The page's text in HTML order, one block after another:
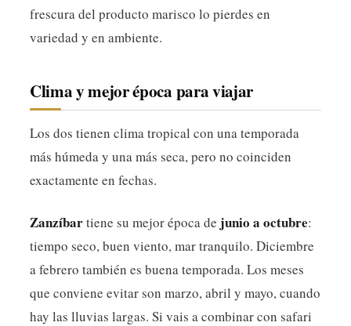
frescura del producto marisco lo pierdes en
variedad y en ambiente.
Clima y mejor época para viajar
Los dos tienen clima tropical con una temporada
más húmeda y una más seca, pero no coinciden
exactamente en fechas.
Zanzíbartiene su mejor época de junio a octubre:
tiempo seco, buen viento, mar tranquilo. Diciembre
a febrero también es buena temporada. Los meses
que conviene evitar son marzo, abril y mayo, cuando
hay las lluvias largas. Si vais a combinar con safari